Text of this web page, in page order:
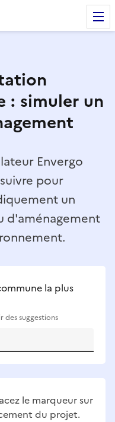
: simuler un
Envergo
pour
un
d'aménagement
la plus
des suggestions
le marqueur sur
du projet.